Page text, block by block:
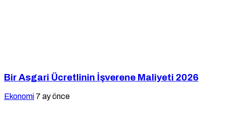
Bir Asgari Ücretlinin İşverene Maliyeti 2026
Ekonomi 7 ay önce